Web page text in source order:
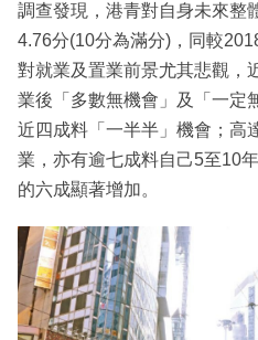
調查發現，港青對自身未來整
4.76分(10分為滿分)，同較
對就業及置業前景尤其悲觀，
業後「多數無機會」及「一定
近四成料「一半半」機會；高
業，亦有逾七成料自己5至10
的六成顯著增加。